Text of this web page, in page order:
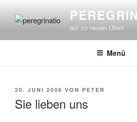
Inhalt
auf zu neuen Ufern
Menü
VERÖFFENTLICHT
20. JUNI 2006 VON PETER
Sie lieben uns